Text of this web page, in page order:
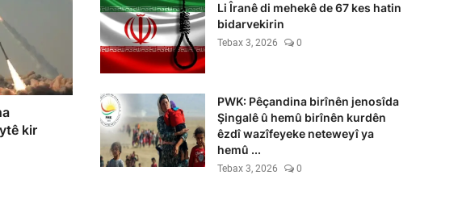
kir
Li Îranê di mehekê de 67 kes hatin
bidarvekirin
Tebax 3, 2026 0
PWK: Pêçandina birînên jenosîda
Şingalê û hemû birînên kurdên
êzdî wazîfeyeke neteweyî ya
hemû ...
Tebax 3, 2026 0